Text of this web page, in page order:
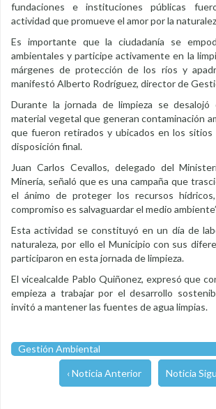
fundaciones e instituciones públicas
actividad que promueve el amor por la
Es importante que la ciudadanía se
ambientales y participe activamente en la
márgenes de protección de los ríos y
manifestó Alberto Rodríguez, director de
Durante la jornada de limpieza se desalojó
material vegetal que generan contaminación
que fueron retirados y ubicados en los sitios
disposición final.
Juan Carlos Cevallos, delegado del
Minería, señaló que es una campaña que
el ánimo de proteger los recursos
compromiso es salvaguardar el medio
Esta actividad se constituyó en un día de
naturaleza, por ello el Municipio con sus
participaron en esta jornada de limpieza.
El vicealcalde Pablo Quiñonez, expresó que
empieza a trabajar por el desarrollo
invitó a mantener las fuentes de agua limpias.
Gestión Ambiental
‹ Noticia Anterior Noticia